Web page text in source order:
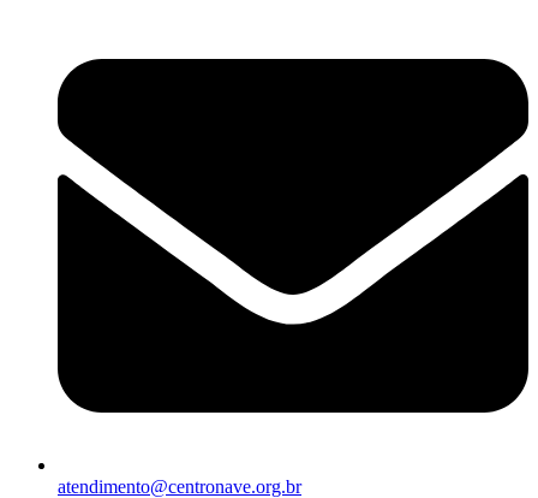
atendimento@centronave.org.br